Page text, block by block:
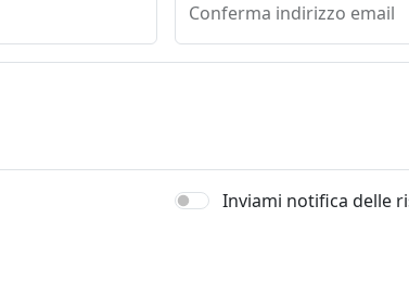
Conferma indirizzo email
Inviami notifica delle